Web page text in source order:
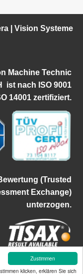
Zustimmen
klicken, erklären Sie sich
|Vision Systeme
Machine Technic
istnach ISO 9001
14001 zertifiziert.
(Trusted
Exchange)
unterzogen.
| Mallaustraße 50-56 |
Tel.:+49 621-84250-0